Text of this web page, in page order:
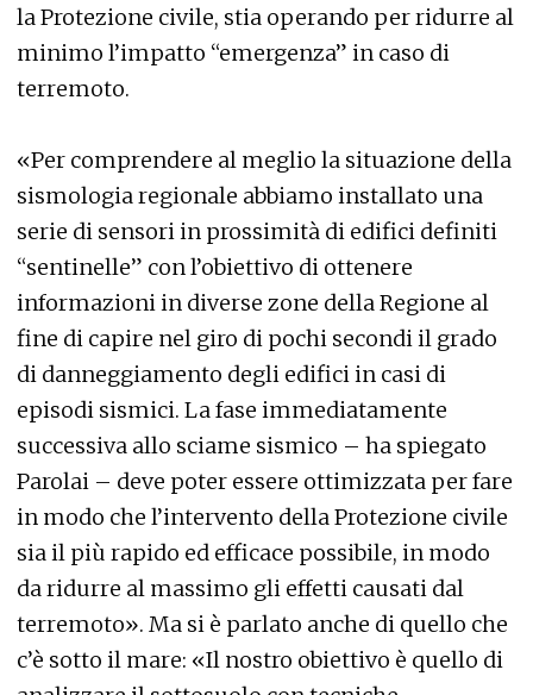
la Protezione civile, stia operando per ridurre al
minimo l’impatto “emergenza” in caso di
terremoto.
«Per comprendere al meglio la situazione della
sismologia regionale abbiamo installato una
serie di sensori in prossimità di edifici definiti
“sentinelle” con l’obiettivo di ottenere
informazioni in diverse zone della Regione al
fine di capire nel giro di pochi secondi il grado
di danneggiamento degli edifici in casi di
episodi sismici. La fase immediatamente
successiva allo sciame sismico – ha spiegato
Parolai – deve poter essere ottimizzata per fare
in modo che l’intervento della Protezione civile
sia il più rapido ed efficace possibile, in modo
da ridurre al massimo gli effetti causati dal
terremoto». Ma si è parlato anche di quello che
c’è sotto il mare: «Il nostro obiettivo è quello di